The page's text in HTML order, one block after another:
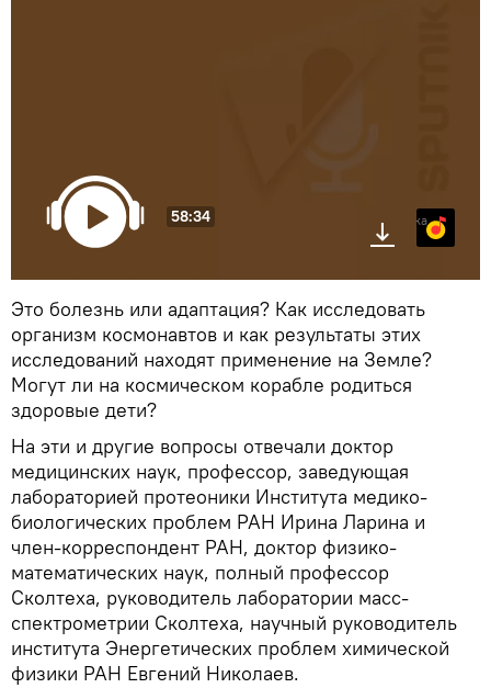
58:34 Яндекс.Музыка
Это болезнь или адаптация? Как исследовать
организм космонавтов и как результаты этих
исследований находят применение на Земле?
Могут ли на космическом корабле родиться
здоровые дети?
На эти и другие вопросы отвечали доктор
медицинских наук, профессор, заведующая
лабораторией протеоники Института медико-
биологических проблем РАН Ирина Ларина и
член-корреспондент РАН, доктор физико-
математических наук, полный профессор
Сколтеха, руководитель лаборатории масс-
спектрометрии Сколтеха, научный руководитель
института Энергетических проблем химической
физики РАН Евгений Николаев.